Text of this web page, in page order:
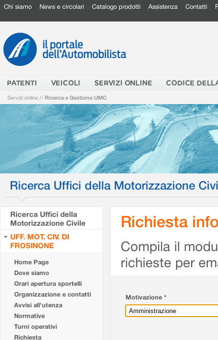
Chi siamo News e circolari Catalogo prodotti Assistenza Contatti
PATENTI VEICOLI SERVIZI ONLINE CODICE
Servizi online // Ricerca e Gestione UMC
Ricerca Uffici della Motorizzazione
Ricerca Uffici della
Motorizzazione Civile
UFF. MOT. CIV. DI
FROSINONE
Home Page
Dove siamo
Orari apertura sportelli
Organizzazione e contatti
Avvisi all'utenza
Normative
Turni operativi
Richiesta
Richiesta
Compila il
richieste per
Motivazione *